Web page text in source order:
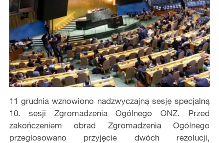
11 grudnia wznowiono nadzwyczajną sesję specjalną
10. sesji Zgromadzenia Ogólnego ONZ. Przed
zakończeniem obrad Zgromadzenia Ogólnego
przegłosowano przyjęcie dwóch rezolucji,